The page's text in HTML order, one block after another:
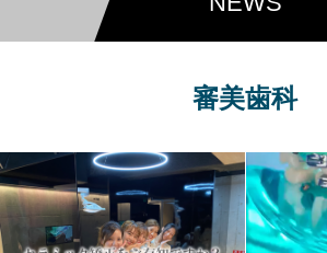
審美歯科